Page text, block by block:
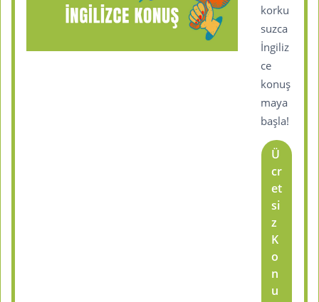
korku
suzca
İngiliz
ce
konuş
maya
başla!
Ü
cr
et
si
z
K
o
n
u